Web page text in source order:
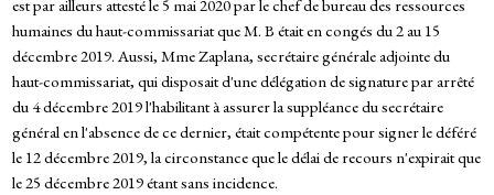
est par ailleurs attesté le 5 mai 2020 par le chef de bureau des ressources
humaines du haut-commissariat que M. B était en congés du 2 au 15
décembre 2019. Aussi, Mme Zaplana, secrétaire générale adjointe du
haut-commissariat, qui disposait d'une délégation de signature par arrêté
du 4 décembre 2019 l'habilitant à assurer la suppléance du secrétaire
général en l'absence de ce dernier, était compétente pour signer le déféré
le 12 décembre 2019, la circonstance que le délai de recours n'expirait que
le 25 décembre 2019 étant sans incidence.